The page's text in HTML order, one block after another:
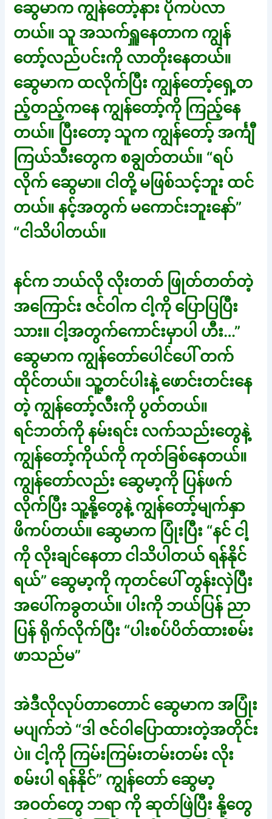
ဆွေမာက ကျွန်တော့်နား ပိုကပ်လာ
တယ်။ သူ အသက်ရှူနေတာက ကျွန်
တော့်လည်ပင်းကို လာတိုးနေတယ်။
ဆွေမာက ထလိုက်ပြီး ကျွန်တော့်ရှေ့တ
ည့်တည့်ကနေ ကျွန်တော့်ကို ကြည့်နေ
တယ်။ ပြီးတော့ သူက ကျွန်တော့် အင်္ကျီ
ကြယ်သီးတွေက စချွတ်တယ်။ “ရပ်
လိုက် ဆွေမာ။ ငါတို့ မဖြစ်သင့်ဘူး ထင်
တယ်။ နင့်အတွက် မကောင်းဘူးနော်”
“ငါသိပါတယ်။
နင်က ဘယ်လို လိုးတတ် ဖြုတ်တတ်တဲ့
အကြောင်း ဇင်ဝါက ငါ့ကို ပြောပြပြီး
သား။ ငါ့အတွက်ကောင်းမှာပါ ဟီး…”
ဆွေမာက ကျွန်တော်ပေါင်ပေါ် တက်
ထိုင်တယ်။ သူ့တင်ပါးနဲ့ ဖောင်းတင်းနေ
တဲ့ ကျွန်တော့်လီးကို ပွတ်တယ်။
ရင်ဘတ်ကို နမ်းရင်း လက်သည်းတွေနဲ့
ကျွန်တော့်ကိုယ်ကို ကုတ်ခြစ်နေတယ်။
ကျွန်တော်လည်း ဆွေမာ့ကို ပြန်ဖက်
လိုက်ပြီး သူ့နို့တွေနဲ့ ကျွန်တော့်မျက်နှာ
ဖိကပ်တယ်။ ဆွေမာက ပြုံးပြီး “နင် ငါ့
ကို လိုးချင်နေတာ ငါသိပါတယ် ရန်နိုင်
ရယ်” ဆွေမာ့ကို ကုတင်ပေါ် တွန်းလှဲပြီး
အပေါ်ကခွတယ်။ ပါးကို ဘယ်ပြန် ညာ
ပြန် ရိုက်လိုက်ပြီး “ပါးစပ်ပိတ်ထားစမ်း
ဖာသည်မ”
အဲဒီလိုလုပ်တာတောင် ဆွေမာက အပြုံး
မပျက်ဘဲ “ဒါ ဇင်ဝါပြောထားတဲ့အတိုင်း
ပဲ။ ငါ့ကို ကြမ်းကြမ်းတမ်းတမ်း လိုး
စမ်းပါ ရန်နိုင်” ကျွန်တော် ဆွေမာ့
အဝတ်တွေ ဘရာ ကို ဆုတ်ဖြဲပြီး နို့တွေ